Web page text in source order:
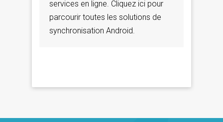
services en ligne. Cliquez ici pour
parcourir toutes les solutions de
synchronisation Android.